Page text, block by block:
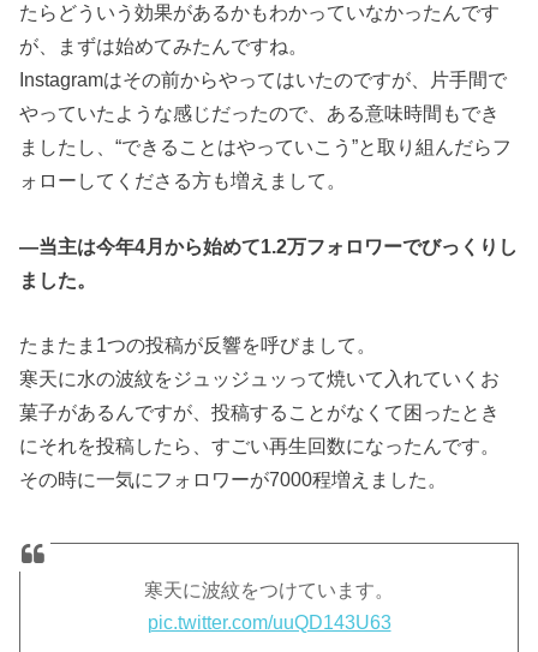
たらどういう効果があるかもわかっていなかったんです
が、まずは始めてみたんですね。
Instagramはその前からやってはいたのですが、片手間で
やっていたような感じだったので、ある意味時間もでき
ましたし、“できることはやっていこう”と取り組んだらフ
ォローしてくださる方も増えまして。
―当主は今年4月から始めて1.2万フォロワーでびっくりし
ました。
たまたま1つの投稿が反響を呼びまして。
寒天に水の波紋をジュッジュッって焼いて入れていくお
菓子があるんですが、投稿することがなくて困ったとき
にそれを投稿したら、すごい再生回数になったんです。
その時に一気にフォロワーが7000程増えました。
寒天に波紋をつけています。
pic.twitter.com/uuQD143U63